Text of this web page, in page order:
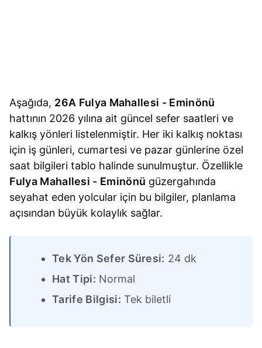
Aşağıda, 26A Fulya Mahallesi - Eminönü
hattının 2026 yılına ait güncel sefer saatleri ve
kalkış yönleri listelenmiştir. Her iki kalkış noktası
için iş günleri, cumartesi ve pazar günlerine özel
saat bilgileri tablo halinde sunulmuştur. Özellikle
Fulya Mahallesi - Eminönü güzergahında
seyahat eden yolcular için bu bilgiler, planlama
açısından büyük kolaylık sağlar.
Tek Yön Sefer Süresi: 24 dk
Hat Tipi: Normal
Tarife Bilgisi: Tek biletli